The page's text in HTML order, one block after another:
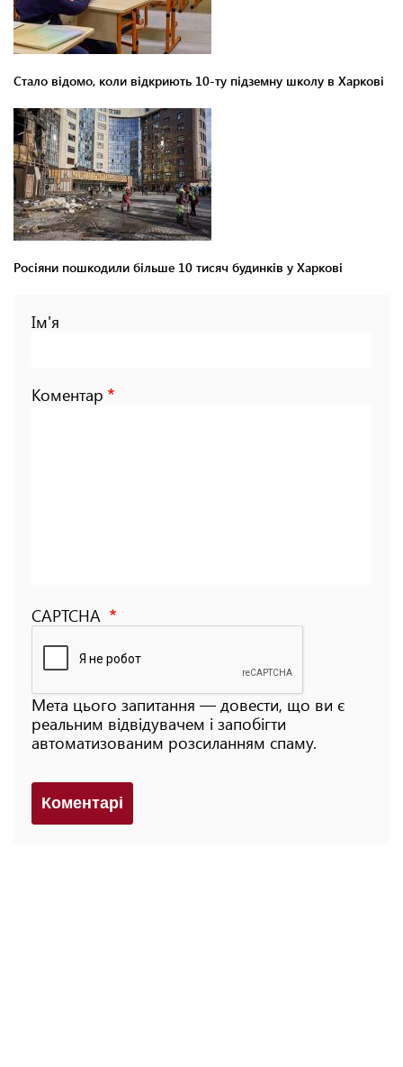
Стало відомо, коли відкриють 10-ту підземну школу в Харкові
Росіяни пошкодили більше 10 тисяч будинків у Харкові
Ім'я
Коментар
CAPTCHA
Мета цього запитання — довести, що ви є
реальним відвідувачем і запобігти
автоматизованим розсиланням спаму.
Коментарi